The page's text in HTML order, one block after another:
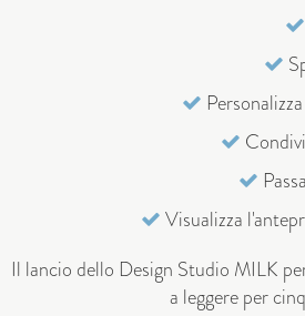
Visualizza
Il lancio dello Design Studio MILK
a leggere per